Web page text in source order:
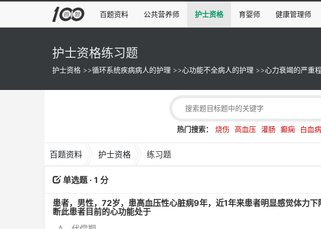
百题资料 公共营养师 护士资格 育婴师 健康管理师
护士资格练习题
护士资格 >>循环系统疾病病人的护理 >>心功能不全病人的护理 >>心力衰竭的严重
热门搜索： 烧伤 高血压 灌肠 癫痫 白血病
百题资料 护士资格 练习题
单选题 · 1 分
患者，男性，72岁，患高血压性心脏病9年，近1年来患者明显感觉体力
断此患者目前的心功能处于